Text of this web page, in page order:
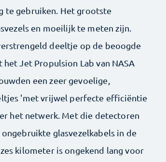
te gebruiken. Het grootste
en moeilijk te meten zijn.
deeltje op de beoogde
Jet Propulsion Lab van NASA
een zeer gevoelige,
'met vrijwel perfecte efficiëntie
het netwerk. Met die detectoren
glasvezelkabels in de
kilometer is ongekend lang voor